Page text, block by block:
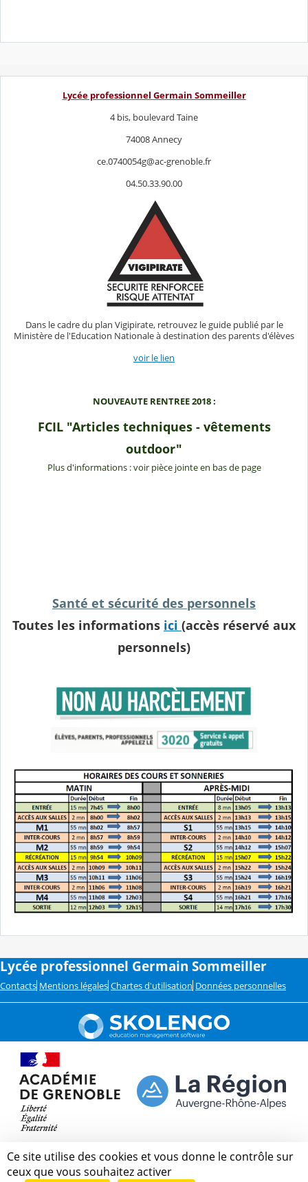
Lycée professionnel Germain Sommeiller
4 bis, boulevard Taine
74008 Annecy
ce.0740054g@ac-grenoble.fr
04.50.33.90.00
Dans le cadre du plan Vigipirate, retrouvez le guide publié par le
Ministère de l'Education Nationale à destination des parents d'élèves
voir le lien
NOUVEAUTE RENTREE 2018 :
FCIL "Articles techniques - vêtements
outdoor"
Plus d'informations : voir pièce jointe en bas de page
Santé et sécurité des personnels
Toutes les informations ici (accès réservé aux
personnels)
Lycée professionnel Germain Sommeiller
Contacts Mentions légales Chartes d'utilisation Données personnelles
Ce site utilise des cookies et vous donne le contrôle sur
ceux que vous souhaitez activer